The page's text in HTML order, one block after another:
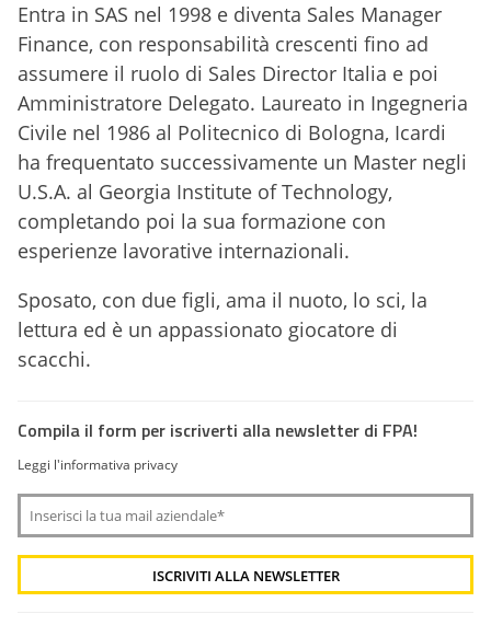
Entra in SAS nel 1998 e diventa Sales Manager
Finance, con responsabilità crescenti fino ad
assumere il ruolo di Sales Director Italia e poi
Amministratore Delegato. Laureato in Ingegneria
Civile nel 1986 al Politecnico di Bologna, Icardi
ha frequentato successivamente un Master negli
U.S.A. al Georgia Institute of Technology,
completando poi la sua formazione con
esperienze lavorative internazionali.
Sposato, con due figli, ama il nuoto, lo sci, la
lettura ed è un appassionato giocatore di
scacchi.
Compila il form per iscriverti alla newsletter di FPA!
Leggi l'informativa privacy